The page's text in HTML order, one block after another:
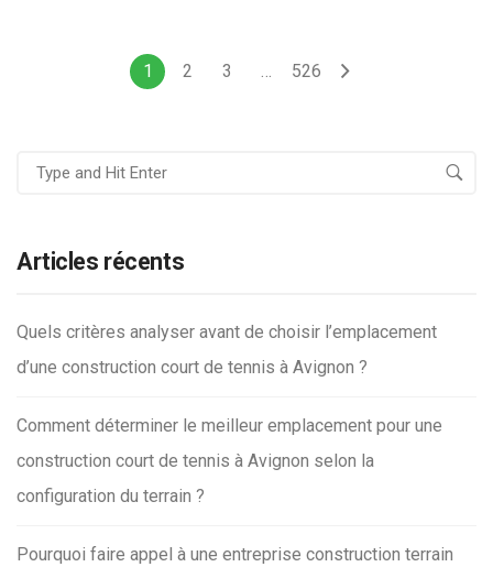
1 2 3 … 526
Articles récents
Quels critères analyser avant de choisir l’emplacement
d’une construction court de tennis à Avignon ?
Comment déterminer le meilleur emplacement pour une
construction court de tennis à Avignon selon la
configuration du terrain ?
Pourquoi faire appel à une entreprise construction terrain